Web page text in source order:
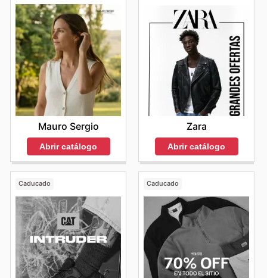
Mauro Sergio
Abrir catálogo
Zara
Abrir catálogo
Caducado Caducado